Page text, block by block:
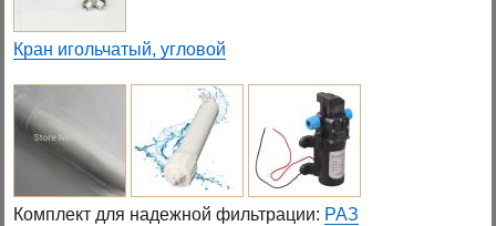
Кран игольчатый, угловой
Комплект для надежной фильтрации: РАЗ